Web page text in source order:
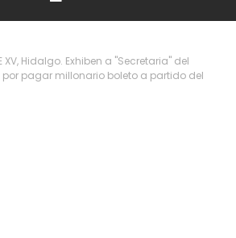
XV, Hidalgo. Exhiben a "Secretaria" del
pagar millonario boleto a partido del